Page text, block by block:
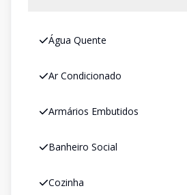
Água Quente
Ar Condicionado
Armários Embutidos
Banheiro Social
Cozinha